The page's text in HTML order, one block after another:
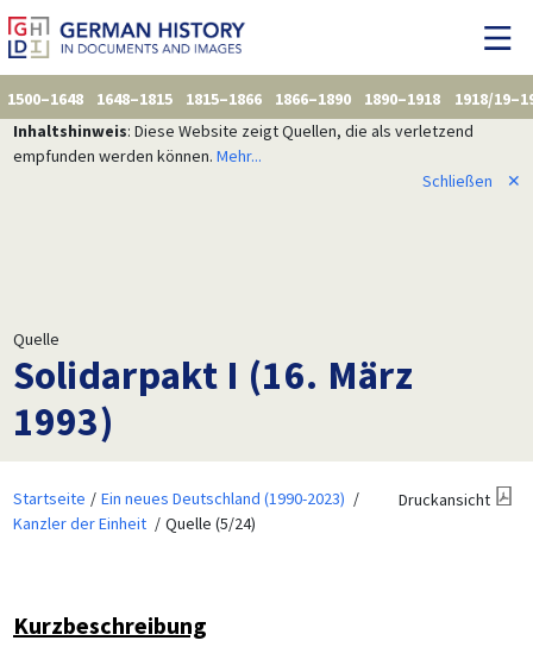
1500–1648 1648–1815 1815–1866 1866–1890 1890–1918
1918/
Inhaltshinweis: Diese Website zeigt Quellen, die als verletzend
empfunden werden können. Mehr...
Schließen
✕
Quelle
Solidarpakt I (16. März
1993)
Startseite
Ein neues Deutschland (1990-2023)
Kanzler der Einheit
Quelle (5/24)
Druckansicht
Kurzbeschreibung